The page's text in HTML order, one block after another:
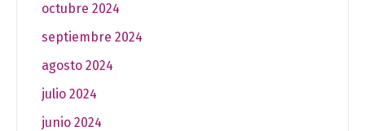
octubre 2024
septiembre 2024
agosto 2024
julio 2024
junio 2024